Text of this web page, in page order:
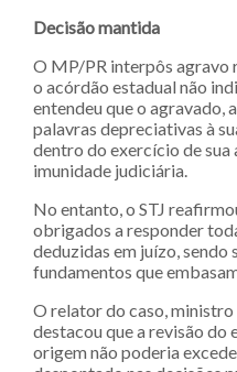
Decisão mantida
O MP/PR interpôs agravo
o acórdão estadual não
entendeu que o agravado,
palavras depreciativas à
dentro do exercício de
imunidade judiciária.
No entanto, o STJ
obrigados a responder
deduzidas em juízo, sendo
fundamentos que
O relator do caso, ministro
destacou que a revisão
origem não poderia